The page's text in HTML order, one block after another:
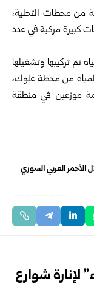
من محطات التحلية،
كبيرة مركبة في عدد
لتحلية المياه تم تركيبها وتشغيلها
من محطة علوك،
موزعين في منطقة
الأحمر العربي السوري
لإنارة شوارع